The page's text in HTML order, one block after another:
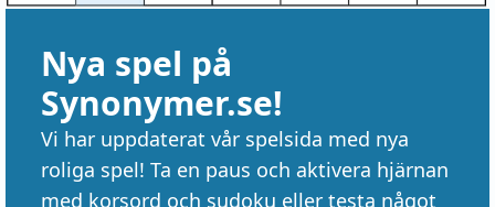
Nya spel på
Synonymer.se!
Vi har uppdaterat vår spelsida med nya
roliga spel! Ta en paus och aktivera hjärnan
med korsord och sudoku eller testa något